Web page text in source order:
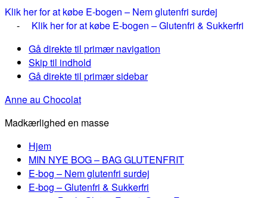
Klik her for at købe E-bogen – Nem glutenfri surdej
- Klik her for at købe E-bogen – Glutenfri & Sukkerfri
Gå direkte til primær navigation
Skip til indhold
Gå direkte til primær sidebar
Anne au Chocolat
Madkærlighed en masse
Hjem
MIN NYE BOG – BAG GLUTENFRIT
E-bog – Nem glutenfri surdej
E-bog – Glutenfri & Sukkerfri